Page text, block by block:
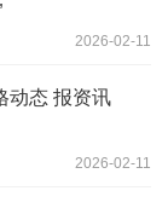
2026-02-11
动态 报资讯
2026-02-11